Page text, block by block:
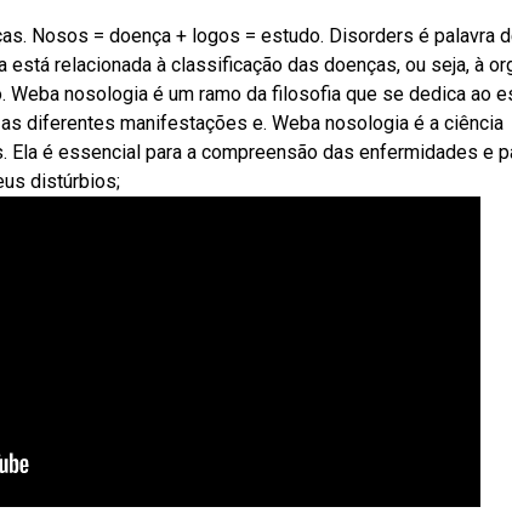
Nosos = doença + logos = estudo. Disorders é palavra
relacionada à classificação das doenças, ou seja, à
nosologia é um ramo da filosofia que se dedica ao
diferentes manifestações e. Weba nosologia é a ciência
é essencial para a compreensão das enfermidades e
distúrbios;